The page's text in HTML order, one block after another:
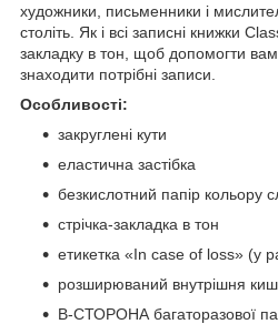
художники, письменники і
століть. Як і всі записні книжки
закладку в тон, щоб допомогти вам
знаходити потрібні записи.
Особливості:
закруглені кути
еластична застібка
безкислотний папір кольору
стрічка-закладка в тон
етикетка «In case of loss» (у
розширюваний внутрішня
В-СТОРОНА багаторазової